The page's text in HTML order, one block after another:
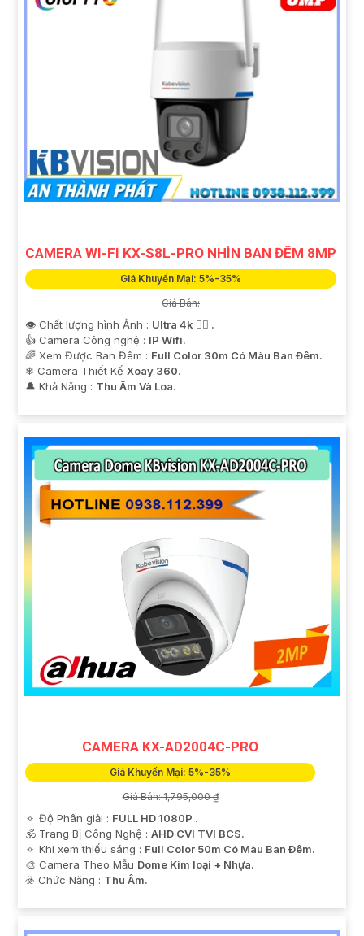
CAMERA WI-FI KX-S8L-PRO NHÌN BAN ĐÊM 8MP
Giá Khuyến Mại: 5%-35%
Giá Bán:
👁 Chất lượng hình Ảnh : Ultra 4k 👍🏾 .
👍 Camera Công nghệ : IP Wifi.
🌈 Xem Được Ban Đêm : Full Color 30m Có Màu Ban Ðêm.
❄ Camera Thiết Kế Xoay 360.
️🔔 Khả Năng : Thu Âm Và Loa.
CAMERA KX-AD2004C-PRO
Giá Khuyến Mại: 5%-35%
Giá Bán: 1,795,000 ₫
🔅 Độ Phân giải : FULL HD 1080P .
🕉️ Trang Bị Công Nghệ : AHD CVI TVI BCS.
🔅 Khi xem thiếu sáng : Full Color 50m Có Màu Ban Ðêm.
🎨 Camera Theo Mẫu Dome Kim loại + Nhựa.
️☣️ Chức Năng : Thu Âm.